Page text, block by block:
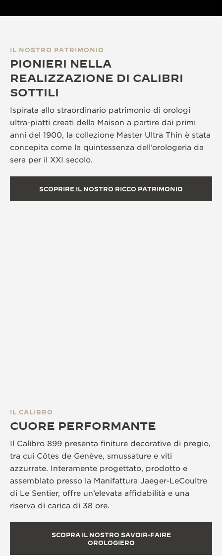
IL NOSTRO PATRIMONIO
PIONIERI NELLA
REALIZZAZIONE DI CALIBRI
SOTTILI
Ispirata allo straordinario patrimonio di orologi
ultra-piatti creati della Maison a partire dai primi
anni del 1900, la collezione Master Ultra Thin è stata
concepita come la quintessenza dell’orologeria da
sera per il XXI secolo.
SCOPRIRE IL NOSTRO RICCO PATRIMONIO
IL CALIBRO
CUORE PERFORMANTE
Il Calibro 899 presenta finiture decorative di pregio,
tra cui Côtes de Genève, smussature e viti
azzurrate. Interamente progettato, prodotto e
assemblato presso la Manifattura Jaeger-LeCoultre
di Le Sentier, offre un’elevata affidabilità e una
riserva di carica di 38 ore.
SCOPRA IL NOSTRO SAVOIR-FAIRE
OROLOGIERO